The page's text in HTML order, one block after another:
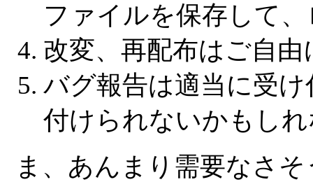
ファイルを保存して
改変、再配布はご自
バグ報告は適当に受
付けられないかもし
ま、あんまり需要なさ